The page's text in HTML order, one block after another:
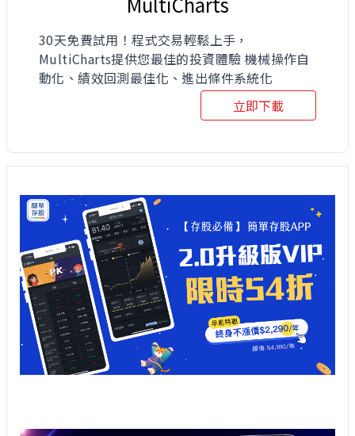
30天免費試用！程式交易輕鬆上手，
MultiCharts提供您最佳的投資體驗 機械操作自
動化、績效回測最佳化、進出條件系統化
立即下載